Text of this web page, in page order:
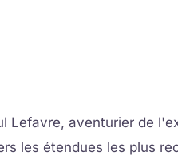
Lefavre, aventurier de
les étendues les plus